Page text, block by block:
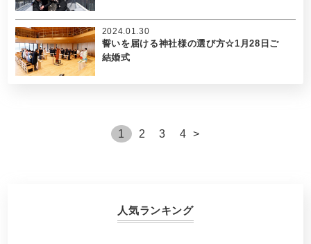
誓いを届ける神社様の選び方☆1月28日ご
結婚式
2024.01.30
1 2 3 4 >
人気ランキング